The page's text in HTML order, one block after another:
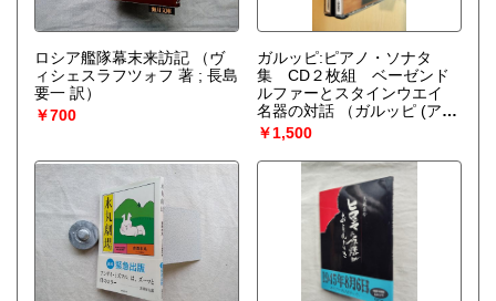
ロシア艦隊幕末来訪記
（ヴ
ィシェスラフツォフ 著 ; 長島
要一 訳）
￥700
ガルッピ:ピアノ・ソナタ
集 CD２枚組 ベーゼンド
ルファーとスタインウエイ
名器の対話
（ガルッピ (アー
ティスト), 関孝弘 (アーティ
スト)）
￥1,500